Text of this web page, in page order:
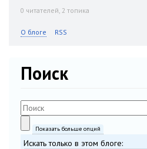
0 читателей, 2 топика
О блоге RSS
Поиск
Показать больше опций
Искать только в этом блоге: